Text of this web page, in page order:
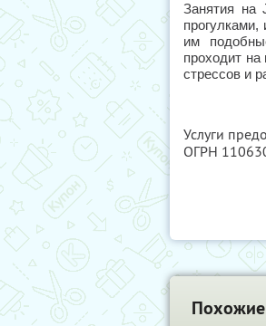
Занятия на
им
проходит
стрессов и
Услуги
ОГРН